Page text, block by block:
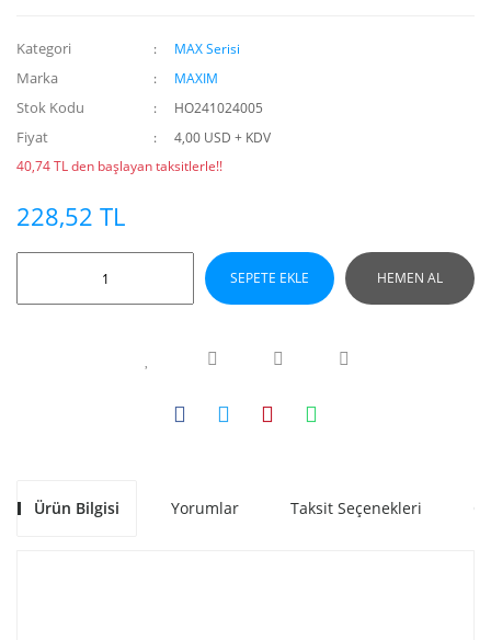
Kategori MAX Serisi
Marka MAXIM
Stok Kodu HO241024005
Fiyat
4,00 USD + KDV
40,74 TL den başlayan taksitlerle!!
228,52 TL
SEPETE EKLE HEMEN AL
Ürün Bilgisi Yorumlar Taksit Seçenekleri